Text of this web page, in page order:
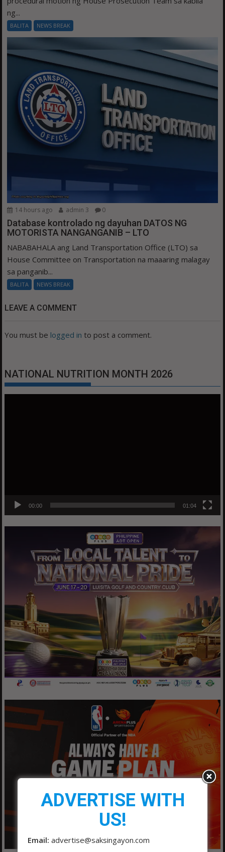
ng...
BALITA NEWS BREAK
14 hours ago admin 3 0
Database kontrolado ng dayuhan DATOS NG
MOTORISTA NANGANGANIB – LTO
NABABAHALA ang Land Transportation Office (LTO) sa
House Committee on Transportation na maaaring malagay
sa panganib...
BALITA NEWS BREAK
LEAVE A COMMENT
You must be logged in to post a comment.
NATIONAL NUTRITION MONTH 2026
00:00 01:04
ADVERTISE WITH
US!
Email: advertise@saksingayon.com